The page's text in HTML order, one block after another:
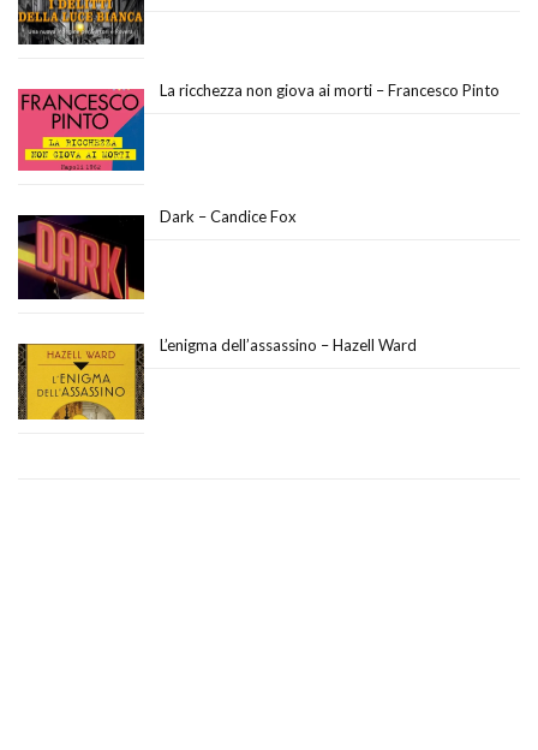
La ricchezza non giova ai morti – Francesco Pinto
Dark – Candice Fox
L’enigma dell’assassino – Hazell Ward